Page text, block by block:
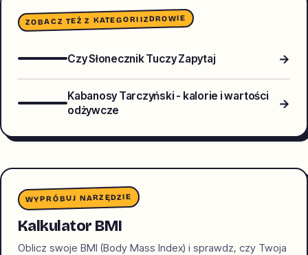
ZOBACZ TEŻ Z KATEGORIIZDROWIE
Czy Słonecznik Tuczy Zapytaj →
Kabanosy Tarczyński - kalorie i wartości
odżywcze
→
WYPRÓBUJ NARZĘDZIE
Kalkulator BMI
Oblicz swoje BMI (Body Mass Index) i sprawdz, czy Twoja